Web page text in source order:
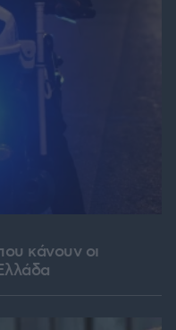
κάνουν οι